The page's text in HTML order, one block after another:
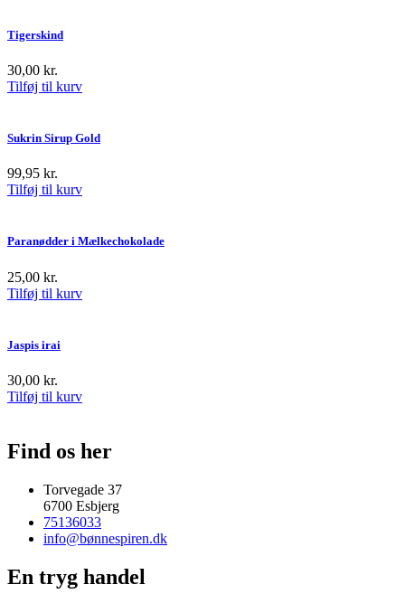
Tigerskind
30,00 kr.
Tilføj til kurv
Sukrin Sirup Gold
99,95 kr.
Tilføj til kurv
Paranødder i Mælkechokolade
25,00 kr.
Tilføj til kurv
Jaspis irai
30,00 kr.
Tilføj til kurv
Find os her
Torvegade 37
6700 Esbjerg
75136033
info@bønnespiren.dk
En tryg handel